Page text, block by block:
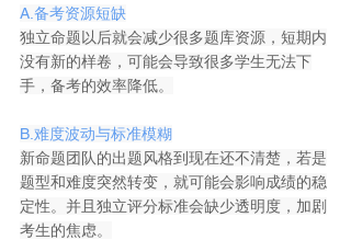
A.备考资源短缺
独立命题以后就会减少很多题库资源，短期内
没有新的样卷，可能会导致很多学生无法下
手，备考的效率降低。
B.难度波动与标准模糊
新命题团队的出题风格到现在还不清楚，若是
题型和难度突然转变，就可能会影响成绩的稳
定性。并且独立评分标准会缺少透明度，加剧
考生的焦虑。